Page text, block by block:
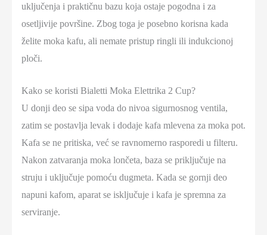
uključenja i praktičnu bazu koja ostaje pogodna i za
osetljivije površine. Zbog toga je posebno korisna kada
želite moka kafu, ali nemate pristup ringli ili indukcionoj
ploči.
Kako se koristi Bialetti Moka Elettrika 2 Cup?
U donji deo se sipa voda do nivoa sigurnosnog ventila,
zatim se postavlja levak i dodaje kafa mlevena za moka pot.
Kafa se ne pritiska, već se ravnomerno rasporedi u filteru.
Nakon zatvaranja moka lončeta, baza se priključuje na
struju i uključuje pomoću dugmeta. Kada se gornji deo
napuni kafom, aparat se isključuje i kafa je spremna za
serviranje.